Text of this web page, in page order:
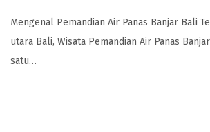
Mengenal Pemandian Air Panas Banjar Bali
utara Bali, Wisata Pemandian Air Panas
satu…